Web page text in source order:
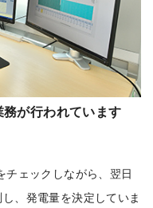
が行われています
チェックしながら、翌日
、発電量を決定していま